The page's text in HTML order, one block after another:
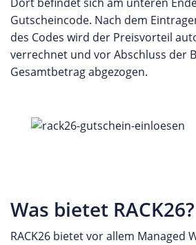
Gutscheincode. Nach dem
des Codes wird der Preisvorteil
verrechnet und vor Abschluss der
Gesamtbetrag abgezogen.
Was bietet RACK26?
RACK26 bietet vor allem Managed